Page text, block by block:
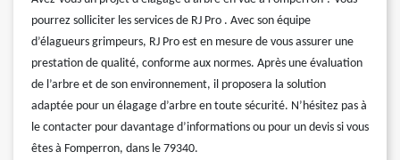
pourrez solliciter les services de RJ Pro . Avec son équipe
d’élagueurs grimpeurs, RJ Pro est en mesure de vous assurer une
prestation de qualité, conforme aux normes. Après une évaluation
de l’arbre et de son environnement, il proposera la solution
adaptée pour un élagage d’arbre en toute sécurité. N’hésitez pas à
le contacter pour davantage d’informations ou pour un devis si vous
êtes à Fomperron, dans le 79340.